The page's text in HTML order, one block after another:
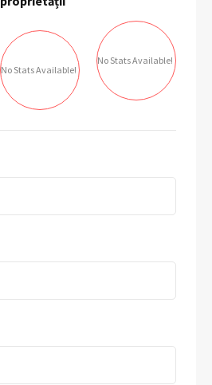
No Stats Available!
No Stats Available!